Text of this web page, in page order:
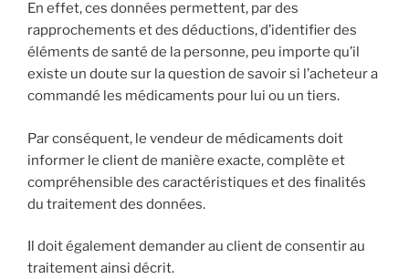
En effet, ces données permettent, par des
rapprochements et des déductions, d’identifier des
éléments de santé de la personne, peu importe qu’il
existe un doute sur la question de savoir si l’acheteur a
commandé les médicaments pour lui ou un tiers.
Par conséquent, le vendeur de médicaments doit
informer le client de manière exacte, complète et
compréhensible des caractéristiques et des finalités
du traitement des données.
Il doit également demander au client de consentir au
traitement ainsi décrit.